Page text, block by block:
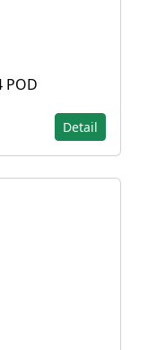
POD
Detail